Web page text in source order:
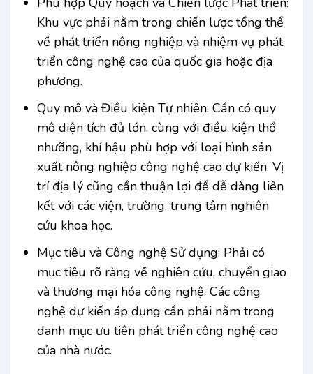
Khu vực phải nằm trong chiến lược tổng thể
về phát triển nông nghiệp và nhiệm vụ phát
triển công nghệ cao của quốc gia hoặc địa
phương.
Quy mô và Điều kiện Tự nhiên: Cần có quy
mô diện tích đủ lớn, cùng với điều kiện thổ
nhưỡng, khí hậu phù hợp với loại hình sản
xuất nông nghiệp công nghệ cao dự kiến. Vị
trí địa lý cũng cần thuận lợi để dễ dàng liên
kết với các viện, trường, trung tâm nghiên
cứu khoa học.
Mục tiêu và Công nghệ Sử dụng: Phải có
mục tiêu rõ ràng về nghiên cứu, chuyển giao
và thương mại hóa công nghệ. Các công
nghệ dự kiến áp dụng cần phải nằm trong
danh mục ưu tiên phát triển công nghệ cao
của nhà nước.